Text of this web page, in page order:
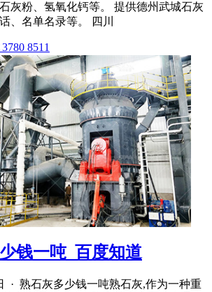
灰粉、氢氧化钙等。 提供德州武城石灰
、名单名录等。 四川
8511
钱一吨_百度知道
· 熟石灰多少钱一吨熟石灰,作为一种重